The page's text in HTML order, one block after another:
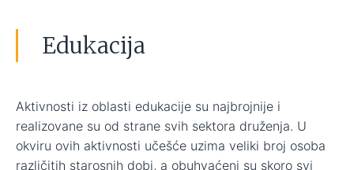
Edukacija
Aktivnosti iz oblasti edukacije su najbrojnije i
realizovane su od strane svih sektora druženja. U
okviru ovih aktivnosti učešće uzima veliki broj osoba
različitih starosnih dobi, a obuhvaćeni su skoro svi